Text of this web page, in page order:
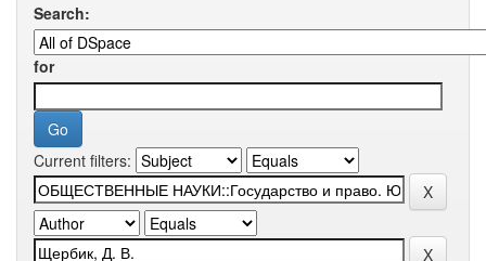
Search:
for
Current filters: